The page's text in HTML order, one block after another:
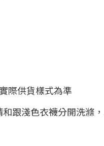
際供貨樣式為準
跟淺色衣襪分開洗滌